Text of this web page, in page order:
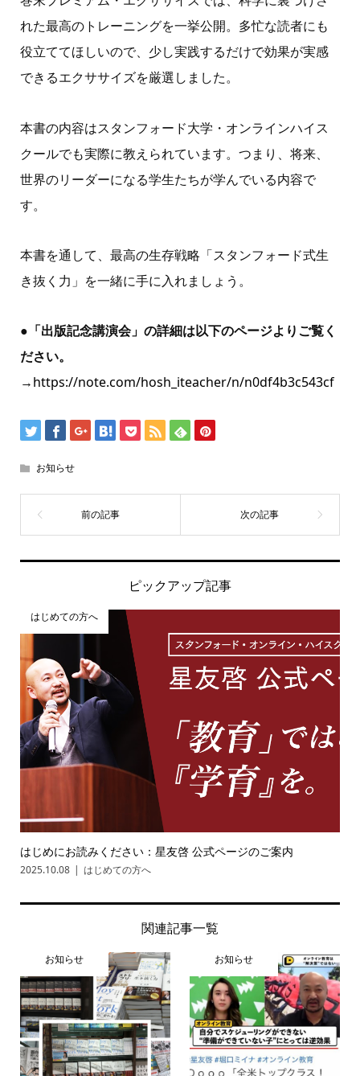
れた最高のトレーニングを一挙公開。多忙な読者にも
役立ててほしいので、少し実践するだけで効果が実感
できるエクササイズを厳選しました。
本書の内容はスタンフォード大学・オンラインハイス
クールでも実際に教えられています。つまり、将来、
世界のリーダーになる学生たちが学んでいる内容で
す。
本書を通して、最高の生存戦略「スタンフォード式生
き抜く力」を一緒に手に入れましょう。
●「出版記念講演会」の詳細は以下のページよりご覧く
ださい。
→https://note.com/hosh_iteacher/n/n0df4b3c543cf
お知らせ
ピックアップ記事
はじめての方へ
はじめにお読みください：星友啓 公式ページのご案内
2025.10.08 はじめての方へ
関連記事一覧
お知らせ お知らせ